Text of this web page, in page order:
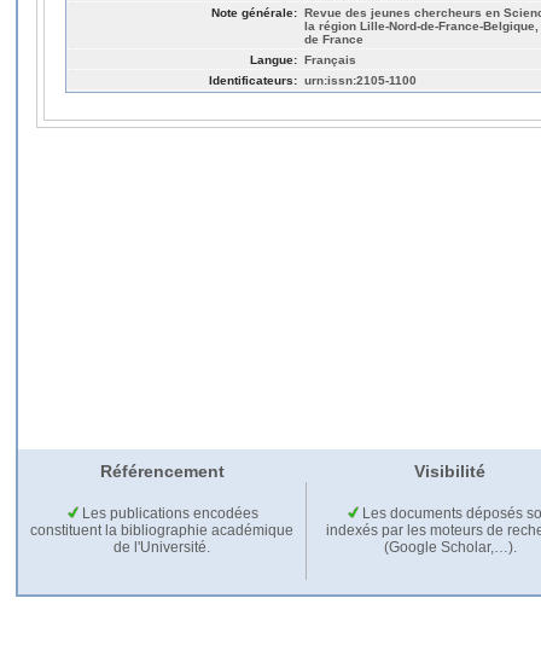
Note générale: Revue des jeunes chercheurs en
la région Lille-Nord-de-France-
de France
Langue: Français
Identificateurs: urn:issn:2105-1100
Référencement Visibilité
Les publications encodées
constituent la bibliographie académique
de l'Université.
Les documents déposés
indexés par les moteurs de
(Google Scholar,…).